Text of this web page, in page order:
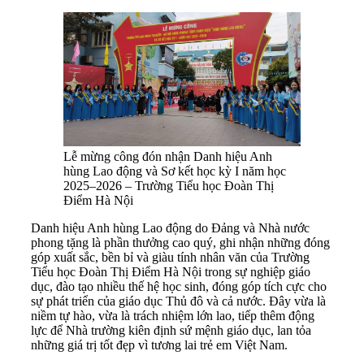
Lễ mừng công đón nhận Danh hiệu Anh
hùng Lao động và Sơ kết học kỳ I năm học
2025–2026 – Trường Tiểu học Đoàn Thị
Điểm Hà Nội
Danh hiệu Anh hùng Lao động do Đảng và Nhà nước
phong tặng là phần thưởng cao quý, ghi nhận những đóng
góp xuất sắc, bền bỉ và giàu tính nhân văn của Trường
Tiểu học Đoàn Thị Điểm Hà Nội trong sự nghiệp giáo
dục, đào tạo nhiều thế hệ học sinh, đóng góp tích cực cho
sự phát triển của giáo dục Thủ đô và cả nước. Đây vừa là
niềm tự hào, vừa là trách nhiệm lớn lao, tiếp thêm động
lực để Nhà trường kiên định sứ mệnh giáo dục, lan tỏa
những giá trị tốt đẹp vì tương lai trẻ em Việt Nam.